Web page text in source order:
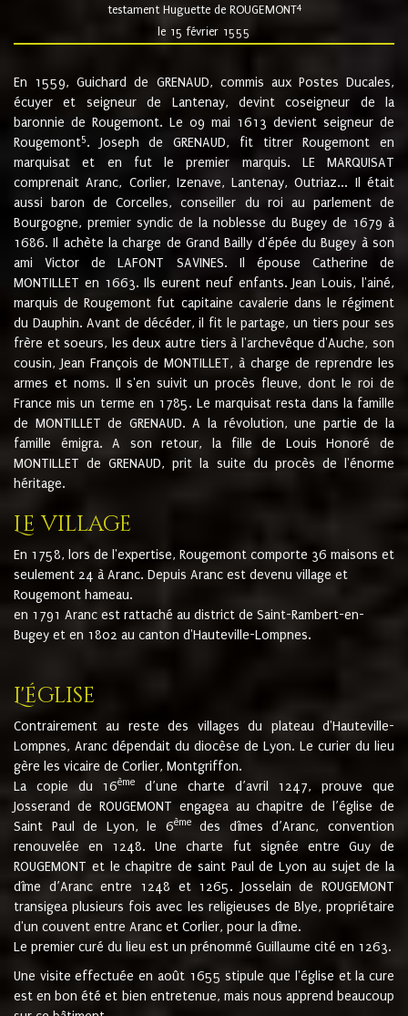
testament Huguette de ROUGEMONT4
le 15 février 1555
En 1559, Guichard de GRENAUD, commis aux Postes Ducales,
écuyer et seigneur de Lantenay, devint coseigneur de la
baronnie de Rougemont. Le 09 mai 1613 devient seigneur de
Rougemont5. Joseph de GRENAUD, fit titrer Rougemont en
marquisat et en fut le premier marquis. LE MARQUISAT
comprenait Aranc, Corlier, Izenave, Lantenay, Outriaz... Il était
aussi baron de Corcelles, conseiller du roi au parlement de
Bourgogne, premier syndic de la noblesse du Bugey de 1679 à
1686. Il achète la charge de Grand Bailly d'épée du Bugey à son
ami Victor de LAFONT SAVINES. Il épouse Catherine de
MONTILLET en 1663. Ils eurent neuf enfants. Jean Louis, l'ainé,
marquis de Rougemont fut capitaine cavalerie dans le régiment
du Dauphin. Avant de décéder, il fit le partage, un tiers pour ses
frère et soeurs, les deux autre tiers à l'archevêque d'Auche, son
cousin, Jean François de MONTILLET, à charge de reprendre les
armes et noms. Il s'en suivit un procès fleuve, dont le roi de
France mis un terme en 1785. Le marquisat resta dans la famille
de MONTILLET de GRENAUD. A la révolution, une partie de la
famille émigra. A son retour, la fille de Louis Honoré de
MONTILLET de GRENAUD, prit la suite du procès de l'énorme
héritage.
Le village
En 1758, lors de l'expertise, Rougemont comporte 36 maisons et
seulement 24 à Aranc. Depuis Aranc est devenu village et
Rougemont hameau.
en 1791 Aranc est rattaché au district de Saint-Rambert-en-
Bugey et en 1802 au canton d'Hauteville-Lompnes.
L'église
Contrairement au reste des villages du plateau d'Hauteville-
Lompnes, Aranc dépendait du diocèse de Lyon. Le curier du lieu
gère les vicaire de Corlier, Montgriffon.
La copie du 16ème
d’une charte d’avril 1247, prouve que
Josserand de ROUGEMONT engagea au chapitre de l’église de
Saint Paul de Lyon, le 6èmedes dîmes d’Aranc, convention
renouvelée en 1248. Une charte fut signée entre Guy de
ROUGEMONT et le chapitre de saint Paul de Lyon au sujet de la
dîme d’Aranc entre 1248 et 1265. Josselain de ROUGEMONT
transigea plusieurs fois avec les religieuses de Blye, propriétaire
d'un couvent entre Aranc et Corlier, pour la dîme.
Le premier curé du lieu est un prénommé Guillaume cité en 1263.
Une visite effectuée en août 1655 stipule que l'église et la cure
est en bon été et bien entretenue, mais nous apprend beaucoup